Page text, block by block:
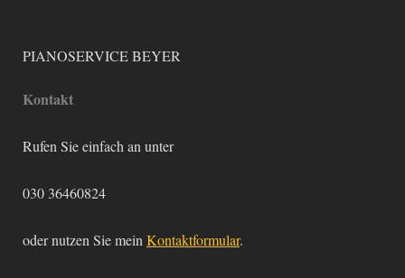
PIANOSERVICE BEYER
Kontakt
Rufen Sie einfach an unter
030 36460824
oder nutzen Sie mein Kontaktformular.